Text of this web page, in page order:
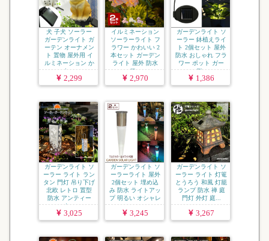
犬 子犬 ソーラー
ガーデンライト ガ
ーテン オーナメン
ト 置物 屋外用 イ
ルミネーション か
わ...
2,299
イルミネーション
ソーラーライト フ
ラワー かわいい 2
本セット ガーデン
ライト 屋外 防水
IP...
2,970
ガーデンライト ソ
ーラー 鉢植えライ
ト 2個セット 屋外
防水 おしゃれ フラ
ワー ポット ガー
デ...
1,386
ガーデンライト ソ
ーラー ライト ラン
タン 門灯 吊り下げ
北欧 レトロ 置型
防水 アンティー
ク...
3,025
ガーデンライト ソ
ーラーライト 屋外
2個セット 埋め込
み 防水 ライトアッ
プ 明るい オシャレ
...
3,245
ガーデンライト ソ
ーラー ライト 灯篭
とうろう 和風 灯籠
ランプ 防水 禅 庭
門灯 外灯 庭...
3,267